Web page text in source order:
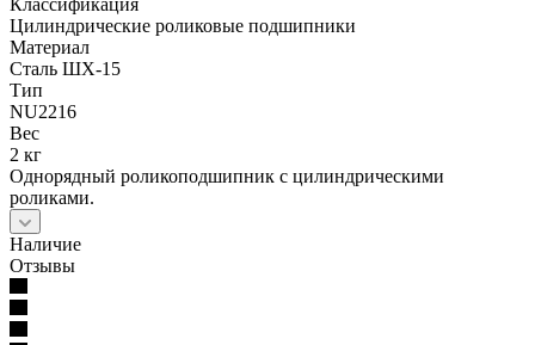
Классификация
Цилиндрические роликовые подшипники
Материал
Сталь ШХ-15
Тип
NU2216
Вес
2 кг
Однорядный роликоподшипник с цилиндрическими
роликами.
Наличие
Отзывы